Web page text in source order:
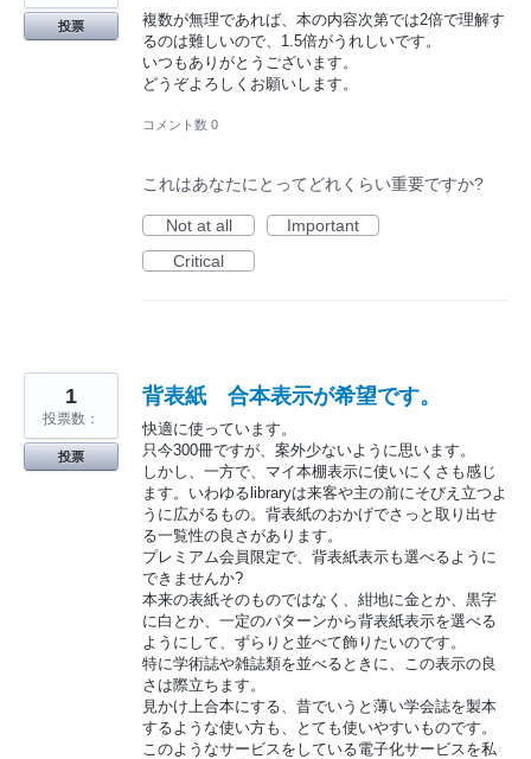
複数が無理であれば、本の内容次第では2倍で理解す
るのは難しいので、1.5倍がうれしいです。
いつもありがとうございます。
どうぞよろしくお願いします。
投票
コメント数 0
これはあなたにとってどれくらい重要ですか?
Not at all
Important
Critical
背表紙 合本表示が希望です。
快適に使っています。
只今300冊ですが、案外少ないように思います。
しかし、一方で、マイ本棚表示に使いにくさも感じ
ます。いわゆるlibraryは来客や主の前にそびえ立つよ
うに広がるもの。背表紙のおかげでさっと取り出せ
る一覧性の良さがあります。
プレミアム会員限定で、背表紙表示も選べるように
できませんか?
本来の表紙そのものではなく、紺地に金とか、黒字
に白とか、一定のパターンから背表紙表示を選べる
ようにして、ずらりと並べて飾りたいのです。
特に学術誌や雑誌類を並べるときに、この表示の良
さは際立ちます。
見かけ上合本にする、昔でいうと薄い学会誌を製本
するような使い方も、とても使いやすいものです。
このようなサービスをしている電子化サービスを私
1
投票数：
投票